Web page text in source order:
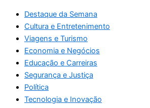
Destaque da Semana
Cultura e Entretenimento
Viagens e Turismo
Economia e Negócios
Educação e Carreiras
Segurança e Justiça
Política
Tecnologia e Inovação